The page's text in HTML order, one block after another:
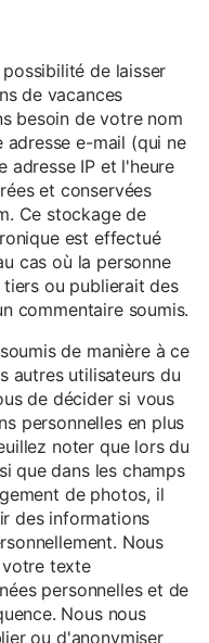
de laisser
de vacances
besoin de votre nom
e-mail (qui ne
adresse IP et l'heure
et conservées
Ce stockage de
est effectué
cas où la personne
ou publierait des
commentaire soumis.
de manière à ce
autres utilisateurs du
de décider si vous
personnelles en plus
noter que lors du
que dans les champs
de photos, il
des informations
Nous
texte
personnelles et de
Nous nous
ou d'anonymiser